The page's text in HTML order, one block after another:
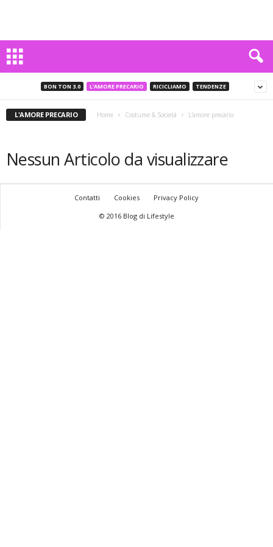
BON TON 3.0 L'AMORE PRECARIO RICICLIAMO TENDENZE
L'AMORE PRECARIO Home Costume & Società L'amore precario
Nessun Articolo da visualizzare
Contatti Cookies
Privacy Policy
© 2016 Blog di Lifestyle